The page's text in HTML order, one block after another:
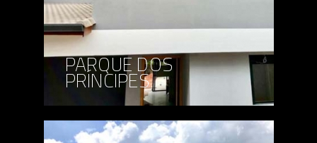
PARQUE DOS
PRÍNCIPES